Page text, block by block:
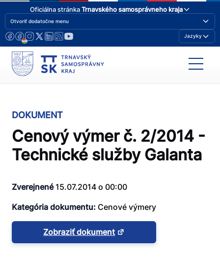
Oficiálna stránkaTrnavského samosprávneho kraja
Otvoriť dodatočne menu
Jazyky
DOKUMENT
Cenový výmer č. 2/2014 -
Technické služby Galanta
Zverejnené15.07.2014 o 00:00
Kategória dokumentu: Cenové výmery
Zobraziť dokument